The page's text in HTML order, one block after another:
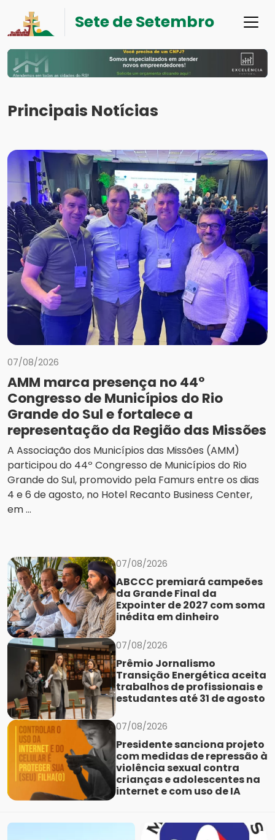
Sete de Setembro
Principais Notícias
07/08/2026
AMM marca presença no 44º
Congresso de Municípios do Rio
Grande do Sul e fortalece a
representação da Região das Missões
A Associação dos Municípios das Missões (AMM)
participou do 44º Congresso de Municípios do Rio
Grande do Sul, promovido pela Famurs entre os dias
4 e 6 de agosto, no Hotel Recanto Business Center,
em ...
07/08/2026
ABCCC premiará campeões
da Grande Final da
Expointer de 2027 com soma
inédita em dinheiro
07/08/2026
Prêmio Jornalismo
Transição Energética aceita
trabalhos de profissionais e
estudantes até 31 de agosto
07/08/2026
Presidente sanciona projeto
com medidas de repressão à
violência sexual contra
crianças e adolescentes na
internet e com uso de IA